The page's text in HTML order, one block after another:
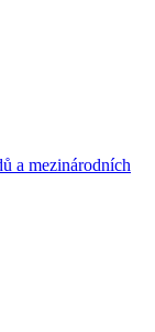
a mezinárodních